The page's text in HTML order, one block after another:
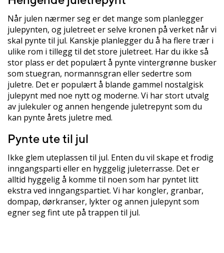
Når julen nærmer seg er det mange som planlegger
julepynten, og juletreet er selve kronen på verket når vi
skal pynte til jul. Kanskje planlegger du å ha flere trær i
ulike rom i tillegg til det store juletreet. Har du ikke så
stor plass er det populært å pynte vintergrønne busker
som stuegran, normannsgran eller sedertre som
juletre. Det er populært å blande gammel nostalgisk
julepynt med noe nytt og moderne. Vi har stort utvalg
av julekuler og annen hengende juletrepynt som du
kan pynte årets juletre med.
Pynte ute til jul
Ikke glem uteplassen til jul. Enten du vil skape et frodig
inngangsparti eller en hyggelig juleterrasse. Det er
alltid hyggelig å komme til noen som har pyntet litt
ekstra ved inngangspartiet. Vi har kongler, granbar,
dompap, dørkranser, lykter og annen julepynt som
egner seg fint ute på trappen til jul.